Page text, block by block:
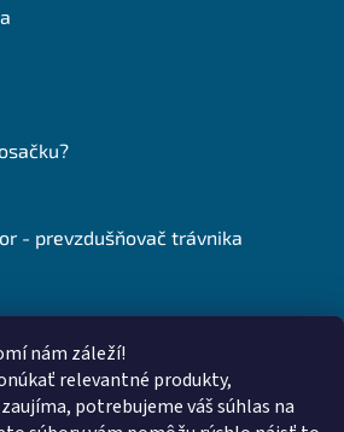
nám záleží!
relevantné produkty,
potrebujeme váš súhlas na
- prevzdušňovač trávnika